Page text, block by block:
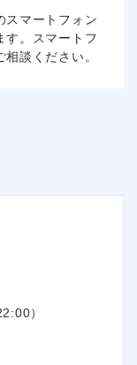
スマートフォン
す。スマートフ
談ください。
）